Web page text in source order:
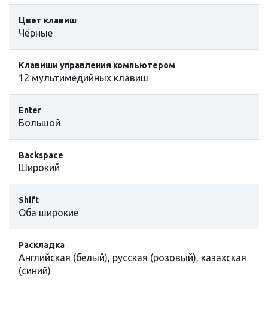
Цвет клавиш
Чёрные
Клавиши управления компьютером
12 мультимедийных клавиш
Enter
Большой
Backspace
Широкий
Shift
Оба широкие
Раскладка
Английская (белый), русская (розовый), казахская
(синий)